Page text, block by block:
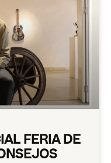
FERIA DE